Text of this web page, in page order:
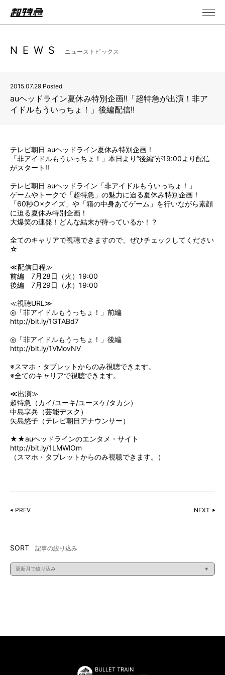
NEWS ニューストピックス
2015.07.29 Posted
auヘッドライン夏休み特別企画!!「超特急が出演！非ア
イドルもういっちょ！」後編配信!!
テレビ朝日 auヘッドライン夏休み特別企画！
「非アイドルもういっちょ！」本日より”後編”が19:00より配信
がスタート!!
テレビ朝日 auヘッドライン「非アイドルもういっちょ！」
ゲームやトークで「超特急」の魅力に迫る夏休み特別企画！
「60秒○×クイズ」や「箱の中身あてゲーム」を行いながら素顔
に迫る夏休み特別企画！
大爆笑の連発！どんな結末が待っているか！？
全てのキャリアで視聴できますので、ぜひチェックしてください
☆
≪配信日程≫
前編 7月28日（火）19:00
後編 7月29日（水）19:00
≪視聴URL≫
◎「非アイドルもうっちょ！」前編
http://bit.ly/1GTABd7
◎「非アイドルもうっちょ！」後編
http://bit.ly/1VMovNV
※スマホ・タブレットからのみ視聴できます。
※全てのキャリアで視聴できます。
≪出演≫
超特急（カイ/ユーキ/ユースケ/タカシ）
中島享兵（芸能デスク）
矢島悠子（テレビ朝日アナウンサー）
★★auヘッドラインのエンタメ・サイト
http://bit.ly/1LMWlOm
（スマホ・タブレットからのみ視聴できます。）
PREV NEXT
SORT 記事の絞り込み
BULLET TRAIN